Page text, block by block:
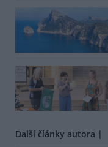
Další články autora |